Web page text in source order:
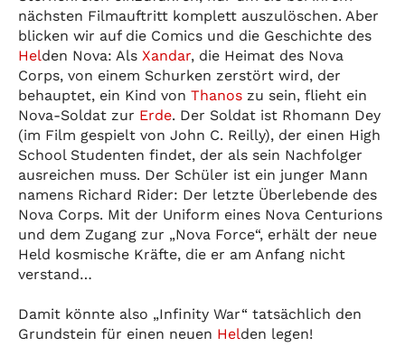
nächsten Filmauftritt komplett auszulöschen. Aber
blicken wir auf die Comics und die Geschichte des
Helden Nova: Als Xandar, die Heimat des Nova
Corps, von einem Schurken zerstört wird, der
behauptet, ein Kind von Thanos zu sein, flieht ein
Nova-Soldat zur Erde. Der Soldat ist Rhomann Dey
(im Film gespielt von John C. Reilly), der einen High
School Studenten findet, der als sein Nachfolger
ausreichen muss. Der Schüler ist ein junger Mann
namens Richard Rider: Der letzte Überlebende des
Nova Corps. Mit der Uniform eines Nova Centurions
und dem Zugang zur „Nova Force“, erhält der neue
Held kosmische Kräfte, die er am Anfang nicht
verstand…
Damit könnte also „Infinity War“ tatsächlich den
Grundstein für einen neuen Helden legen!